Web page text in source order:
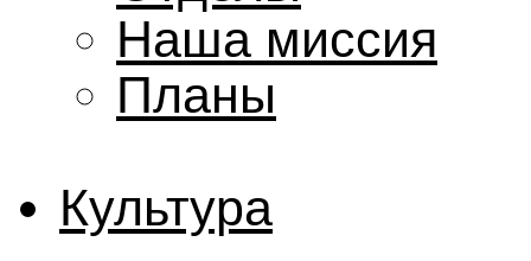
Наша миссия
Планы
Культура